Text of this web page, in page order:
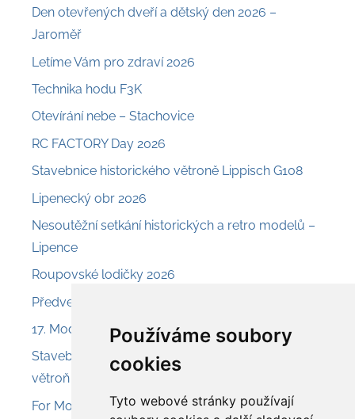
Používáme soubory
cookies
Tyto webové stránky používají
Den otevřených dveří a dětský den 2026 –
Jaroměř
Letíme Vám pro zdraví 2026
Technika hodu F3K
Otevírání nebe – Stachovice
RC FACTORY Day 2026
Stavebnice historického větroně Lippisch G108
Lipenecký obr 2026
Nesoutěžní setkání historických a retro modelů –
Lipence
Roupovské lodičky 2026
Předveď a prodej – Nesvačily
17. Model Air Show Chroust
Stavebnice Aroso 225 – svahový akrobatický
větroň
For Model 2026 – Olomouc